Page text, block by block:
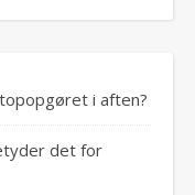
i aften?
det for